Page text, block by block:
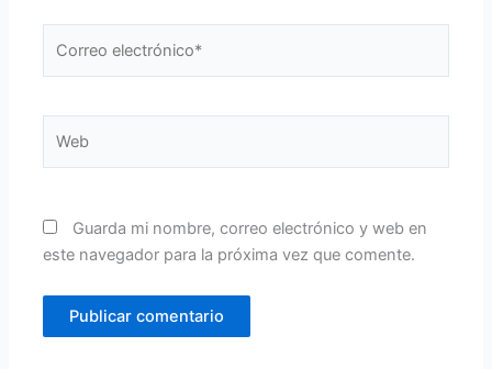
electrónico*
Guarda mi nombre, correo electrónico y web en
este navegador para la próxima vez que comente.